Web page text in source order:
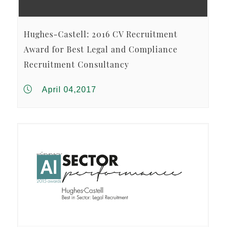
Hughes-Castell: 2016 CV Recruitment
Award for Best Legal and Compliance
Recruitment Consultancy
April 04,2017